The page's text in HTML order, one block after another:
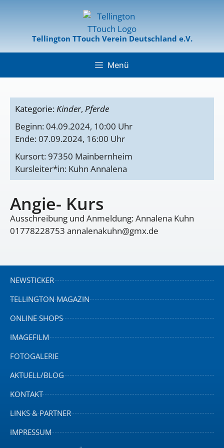
Tellington TTouch Verein Deutschland e.V.
Menü
Kategorie:Kinder, Pferde
Beginn: 04.09.2024, 10:00 Uhr
Ende: 07.09.2024, 16:00 Uhr
Kursort: 97350 Mainbernheim
Kursleiter*in: Kuhn Annalena
Angie- Kurs
Ausschreibung und Anmeldung: Annalena Kuhn
01778228753 annalenakuhn@gmx.de
NEWSTICKER
TELLINGTON MAGAZIN
ONLINE SHOPS
IMAGEFILM
FOTOGALERIE
AKTUELL/BLOG
KONTAKT
LINKS & PARTNER
IMPRESSUM